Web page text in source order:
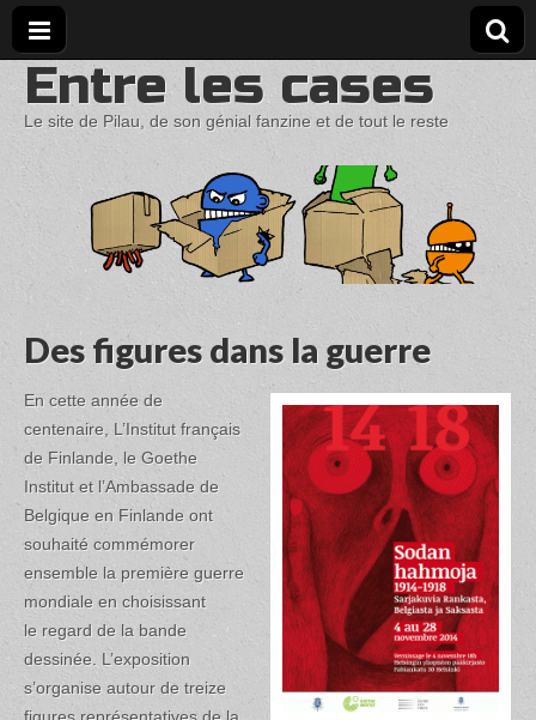
Entre les cases
Le site de Pilau, de son génial fanzine et de tout le reste
Des figures dans la guerre
En cette année de
centenaire, L’Institut français
de Finlande, le Goethe
Institut et l’Ambassade de
Belgique en Finlande ont
souhaité commémorer
ensemble la première guerre
mondiale en choisissant
le regard de la bande
dessinée. L’exposition
s’organise autour de treize